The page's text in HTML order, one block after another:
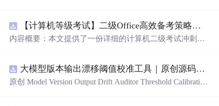
【计算机等级考试】二级Office高效备考策略：分阶段复习计划与考场时间分配优化方案
内容概要：本文提供了一份详细的计算机二级考试冲刺备
点和基本操作；强化刷题阶段主攻操作大题，尤其是Excel
函数难点；冲刺模拟阶段进行全真模拟训练，回归高频考
大模型版本输出漂移阈值校准工具｜原创源码+测试+离线报告
原创 Model Version Output Drift Auditor Threshold Calibration